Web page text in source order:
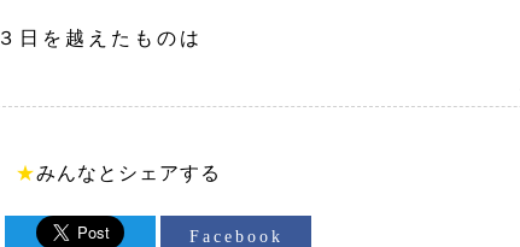
３日を越えたものは
★みんなとシェアする
Facebook